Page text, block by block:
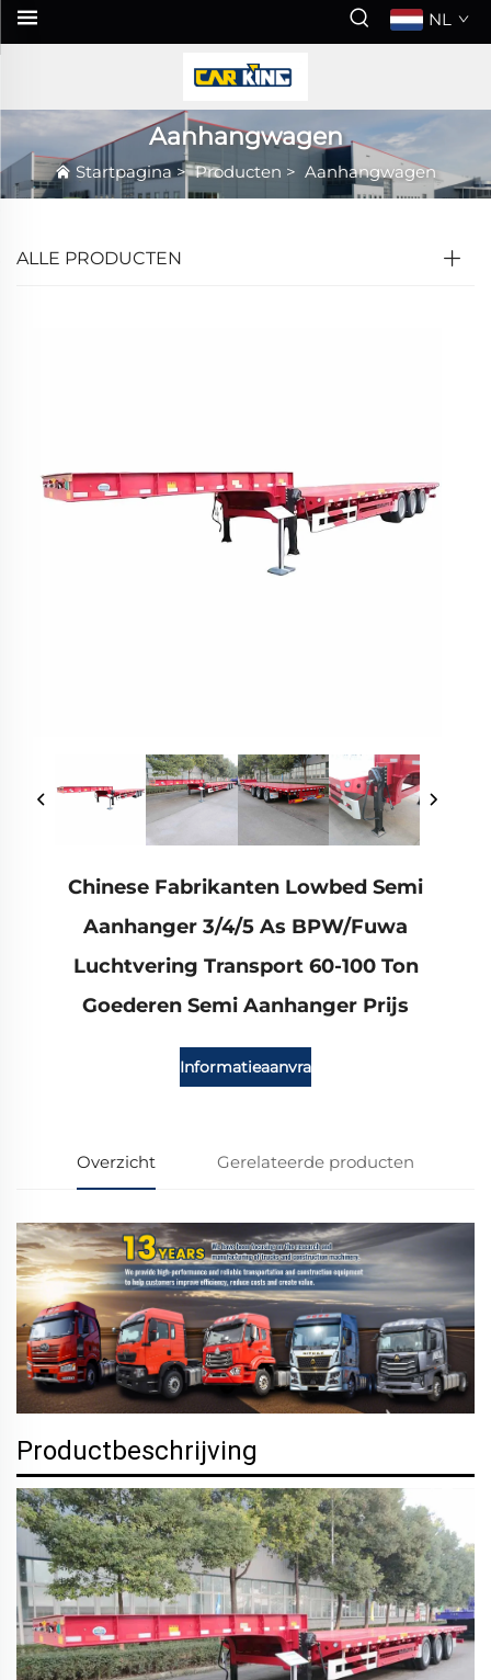
NL
Aanhangwagen
Startpagina>Producten > Aanhangwagen
ALLE PRODUCTEN
Chinese Fabrikanten Lowbed Semi
Aanhanger 3/4/5 As BPW/Fuwa
Luchtvering Transport 60-100 Ton
Goederen Semi Aanhanger Prijs
Informatieaanvraag
Overzicht Gerelateerde producten
Productbeschrijving